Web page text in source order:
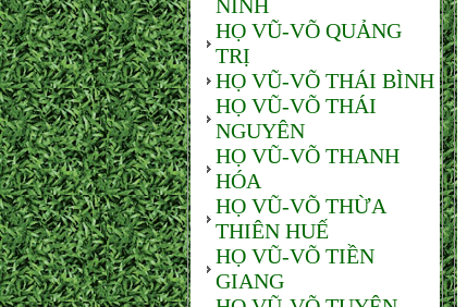
NINH
HỌ VŨ-VÕ QUẢNG
TRỊ
HỌ VŨ-VÕ THÁI BÌNH
HỌ VŨ-VÕ THÁI
NGUYÊN
HỌ VŨ-VÕ THANH
HÓA
HỌ VŨ-VÕ THỪA
THIÊN HUẾ
HỌ VŨ-VÕ TIỀN
GIANG